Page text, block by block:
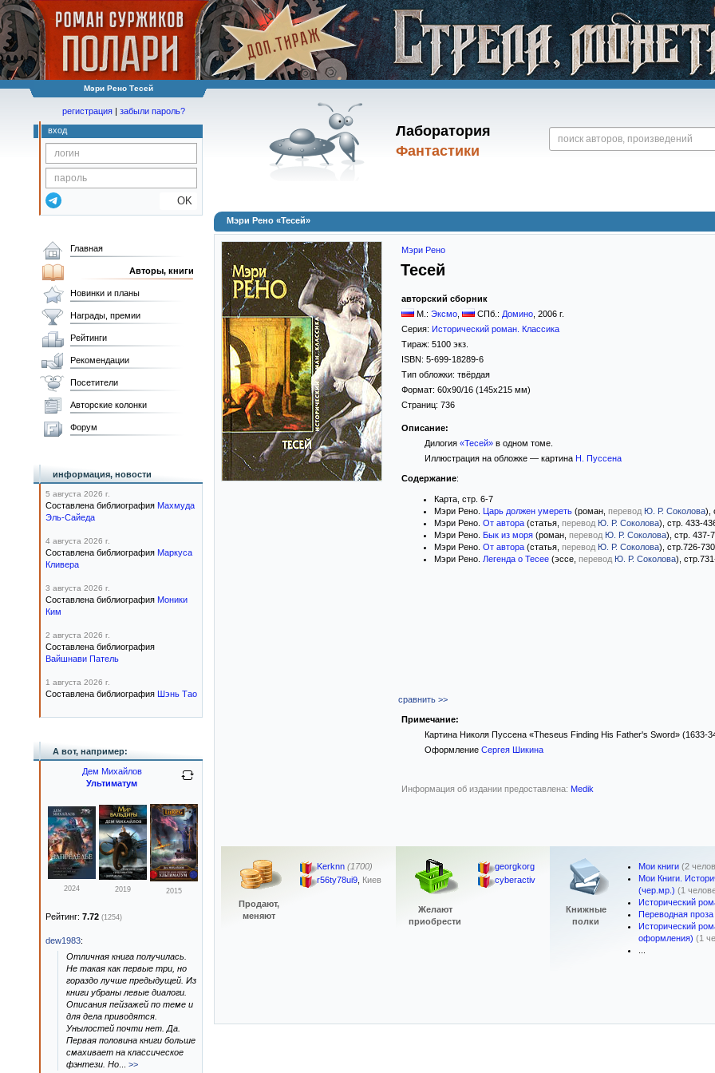
Мэри Рено Тесей
Лаборатория
Фантастики
регистрация | забыли пароль?
вход
OK
Мэри Рено «Тесей»
Мэри Рено
Тесей
авторский сборник
М.: Эксмо СПб.: Домино 2006 г.
Серия: Исторический роман. Классика
Тираж: 5100 экз.
ISBN: 5-699-18289-6
Тип обложки: твёрдая
Формат: 60x90/16 (145x215 мм)
Страниц: 736
Описание:
Дилогия «Тесей»в одном томе.
Иллюстрация на обложке — картина Н. Пуссена
Содержание:
Карта, стр. 6-7
Мэри Рено. Царь должен умереть (роман, перевод Ю. Р. Соколова),
Мэри Рено. От автора (статья, перевод Ю. Р. Соколова), стр. 433-
Мэри Рено. Бык из моря (роман, перевод Ю. Р. Соколова), стр. 437-
Мэри Рено. От автора (статья, перевод Ю. Р. Соколова), стр.726-730
Мэри Рено. Легенда о Тесее (эссе, перевод Ю. Р. Соколова),
сравнить >>
Примечание:
Картина Николя Пуссена «Theseus Finding His Father's Sword» (1633-34
Оформление Сергея Шикина
Информация об издании предоставлена: Medik
Продают,
меняют
Kerknn (1700)
r56ty78ui9, Киев
Желают
приобрести
georgkorg
cyberactiv
Книжные
полки
Мои книги (2
Мои Книги.
(чер.мр.) (1
Исторический
Переводная проза
Исторический
оформления) (1
Главная
Авторы, книги
Новинки и планы
Награды, премии
Рейтинги
Рекомендации
Посетители
Авторские колонки
Форум
информация, новости
5 августа 2026 г.
Составлена библиография Махмуда
Эль-Сайеда
4 августа 2026 г.
Составлена библиография Маркуса
Кливера
3 августа 2026 г.
Составлена библиография Моники
Ким
2 августа 2026 г.
Составлена библиография
Вайшнави Патель
1 августа 2026 г.
Составлена библиография Шэнь Тао
А вот, например:
Дем Михайлов
Ультиматум
2024 2019 2015
Рейтинг: 7.72 (1254)
dew1983:
Отличная книга получилась.
Не такая как первые три, но
гораздо лучше предыдущей. Из
книги убраны левые диалоги.
Описания пейзажей по теме и
для дела приводятся.
Унылостей почти нет. Да.
Первая половина книги больше
смахивает на классическое
фэнтези. Но
>>